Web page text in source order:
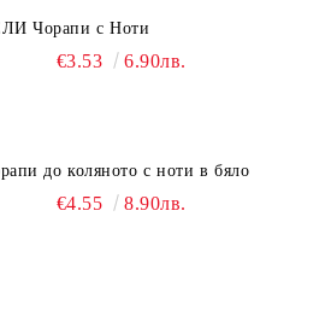
Чорапи с Ноти
€3.53 6.90лв.
до коляното с ноти в бяло
€4.55 8.90лв.